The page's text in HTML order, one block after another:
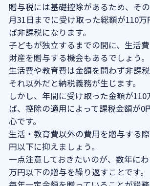
贈与税には基礎控除があるため、そ
月31日までに受け取った総額が110
ば非課税になります。
子どもが独立するまでの間に、生活
財産を贈与する機会もあるでしょう。
生活費や教育費は金額を問わず非課税
それ以外だと納税義務が生じます。
しかし、年間に受け取った金額が
ば、控除の適用によって課税金額が0
心です。
生活・教育費以外の費用を贈与する
円以下に抑えましょう。
一点注意しておきたいのが、数年に
万円以下の贈与を繰り返すことです。